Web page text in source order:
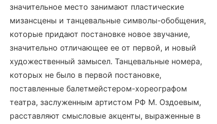
значительное место занимают пластические
мизансцены и танцевальные символы-обобщения,
которые придают постановке новое звучание,
значительно отличающее ее от первой, и новый
художественный замысел. Танцевальные номера,
которых не было в первой постановке,
поставленные балетмейстером-хореографом
театра, заслуженным артистом РФ М. Оздоевым,
расставляют смысловые акценты, выраженные в